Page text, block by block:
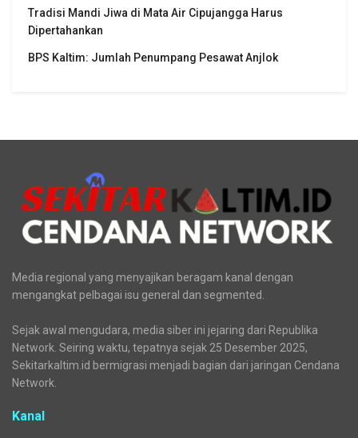
Tradisi Mandi Jiwa di Mata Air Cipujangga Harus
Dipertahankan
BPS Kaltim: Jumlah Penumpang Pesawat Anjlok
Media regional yang menyajikan beragam kanal dengan
mengangkat pelbagai isu general dan segmented.
Sejak awal mengudara, media siber ini jejaring dari Republika
Network. Seiring waktu, tepatnya sejak 25 Desember 2025,
Sekitarkaltim.id bermigrasi menjadi bagian dari jaringan Cendana
Network.
Kanal